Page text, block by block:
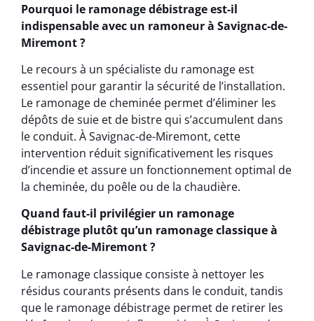
Pourquoi le ramonage débistrage est-il
indispensable avec un ramoneur à Savignac-de-
Miremont ?
Le recours à un spécialiste du ramonage est
essentiel pour garantir la sécurité de l’installation.
Le ramonage de cheminée permet d’éliminer les
dépôts de suie et de bistre qui s’accumulent dans
le conduit. À Savignac-de-Miremont, cette
intervention réduit significativement les risques
d’incendie et assure un fonctionnement optimal de
la cheminée, du poêle ou de la chaudière.
Quand faut-il privilégier un ramonage
débistrage plutôt qu’un ramonage classique à
Savignac-de-Miremont ?
Le ramonage classique consiste à nettoyer les
résidus courants présents dans le conduit, tandis
que le ramonage débistrage permet de retirer les